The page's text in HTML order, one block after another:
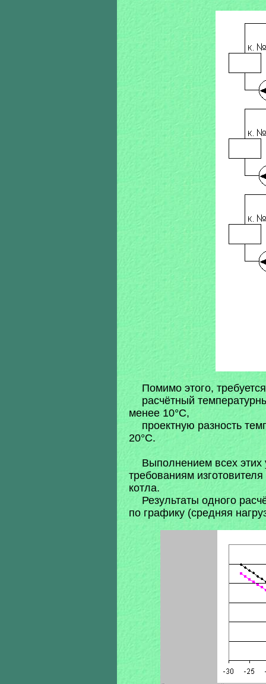
Помимо этого, требуется
расчётный
менее 10°C,
проектную разность
20°C.
Выполнением всех этих
требованиям
котла.
Результаты одного
по графику (средняя